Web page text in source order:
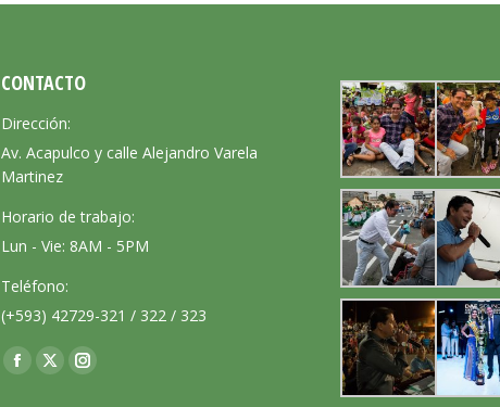
CONTACTO
Dirección:
Av. Acapulco y calle Alejandro Varela
Martinez
Horario de trabajo:
Lun - Vie: 8AM - 5PM
Teléfono:
(+593) 42729-321 / 322 / 323
Encuéntranos en:
Facebook
X
Instagram